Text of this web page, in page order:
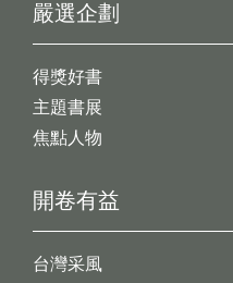
開卷有益
台灣采風
嚴選企劃
得獎好書
主題書展
焦點人物